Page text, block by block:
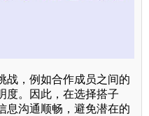
战，例如合作成员之间的
度。因此，在选择搭子
息沟通顺畅，避免潜在的